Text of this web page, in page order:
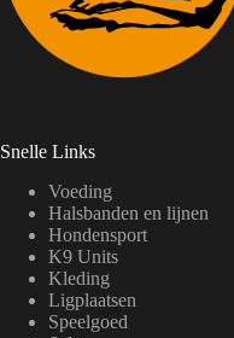
Snelle Links
Voeding
Halsbanden en lijnen
Hondensport
K9 Units
Kleding
Ligplaatsen
Speelgoed